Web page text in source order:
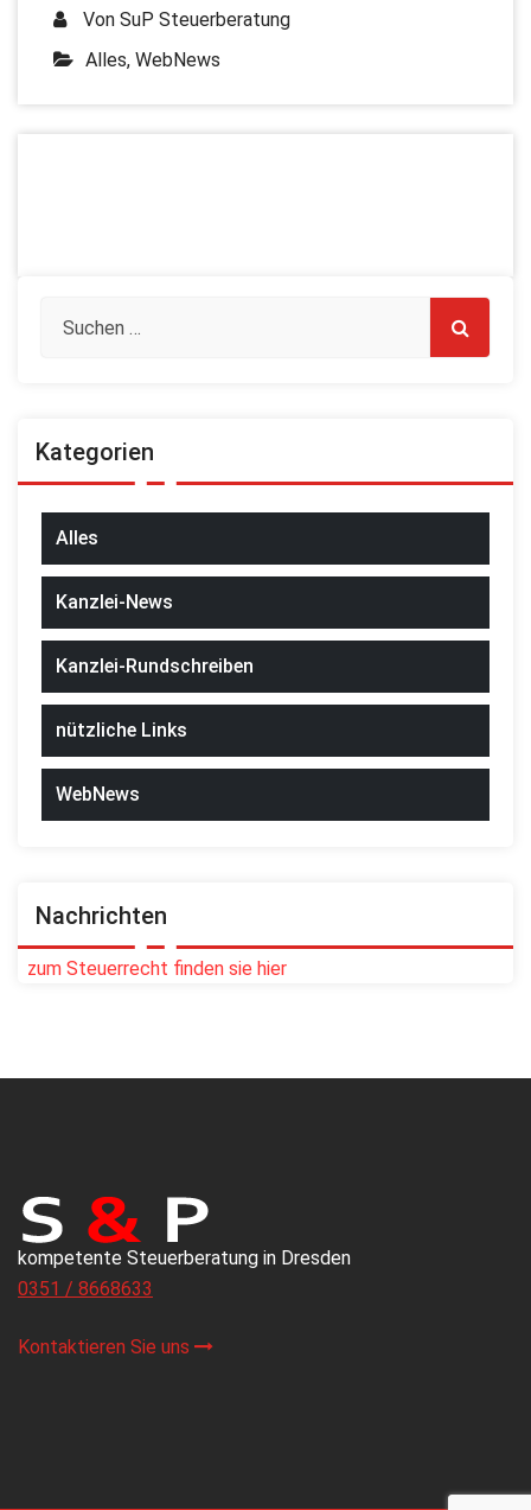
Von SuP Steuerberatung
Alles, WebNews
Kategorien
Alles
Kanzlei-News
Kanzlei-Rundschreiben
nützliche Links
WebNews
Nachrichten
zum Steuerrecht finden sie hier
kompetente Steuerberatung in Dresden
0351 / 8668633
Kontaktieren Sie uns